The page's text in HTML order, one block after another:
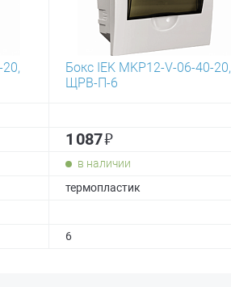
Бокс IEK MKP12-V-06-40-20,
ЩРВ-П-6
1 087₽
в наличии
термопластик
6